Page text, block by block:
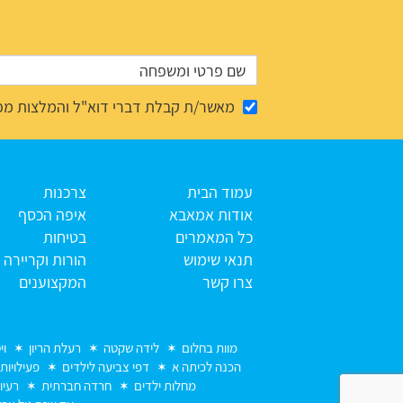
מאשר/ת קבלת דברי דוא"ל והמלצות
עמוד הבית
אודות אמאבא
כל המאמרים
תנאי שימוש
צרו קשר
צרכנות
איפה הכסף
בטיחות
הורות וקריירה
המקצוענים
מוות בחלום לידה שקטה רעלת הריון
הכנה לכיתה א
דפי צביעה לילדים
מחלות ילדים
חרדה חברתית